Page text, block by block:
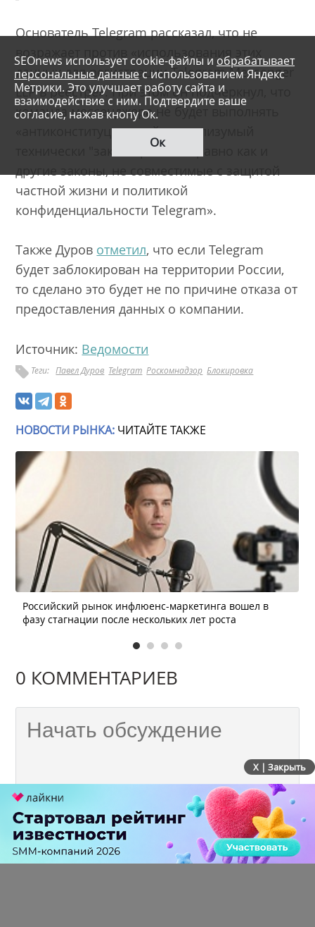
Основатель Telegram рассказал, что не
возражает против «использования этих
данных для регистрации Telegram Messenger
LLP в реестре». При этом он подчеркнул, что
команда мессенджера не будет выполнять
«антиконституционный нереализумый
технически "закон Яровой" – равно как и
частной жизни и политикой
конфиденциальности Telegram».
Также Дуров отметил, что если Telegram
будет заблокирован на территории России,
то сделано это будет не по причине отказа от
предоставления данных о компании.
Источник: Ведомости
Теги: Павел Дуров Telegram Роскомнадзор Блокировка
SEOnews использует cookie-файлы и обрабатывает
персональные данные с использованием Яндекс
Метрики. Это улучшает работу сайта и
взаимодействие с ним. Подтвердите ваше
согласие, нажав кнопу Ок.
Ок
НОВОСТИ РЫНКА: ЧИТАЙТЕ ТАКЖЕ
Российский рынок инфлюенс-маркетинга вошел в
фазу стагнации после нескольких лет роста
0 КОММЕНТАРИЕВ
X | Закрыть